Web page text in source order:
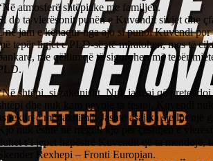
atmosferë shtëpiake me familjen.
do ta vlerësonit punën e Kuvendit sivjet dhe
jam e kënaqur nga ajo si punoi Kuvendi
tepër ligjet e PLD-së, të miratohen, mes të
me qëllim që të sigurohen më tepër
shtëpi, si zakonisht. Nuk jam ai që
dhe nuk kam nevojë ta festoj. Kuvendi
e menaxhimit. Jashtë asaj ka sjellur një
Kjo nuk është në rregull kjo për çështjen e
duhet t’i jepet hapësirë Kuvendit që ta mendojë,
Skender Rexhepi – Fronti Europian.